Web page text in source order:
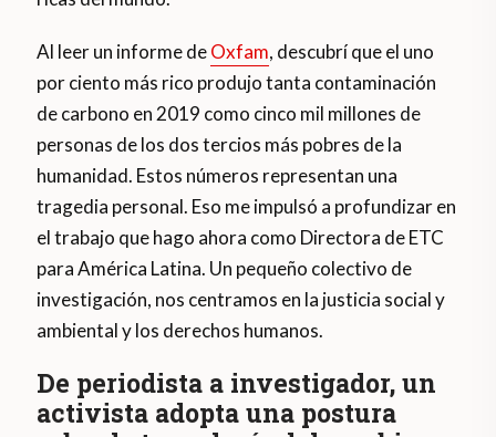
Al leer un informe deOxfam, descubrí que el uno
por ciento más rico produjo tanta contaminación
de carbono en 2019 como cinco mil millones de
personas de los dos tercios más pobres de la
humanidad. Estos números representan una
tragedia personal. Eso me impulsó a profundizar en
el trabajo que hago ahora como Directora de ETC
para América Latina. Un pequeño colectivo de
investigación, nos centramos en la justicia social y
ambiental y los derechos humanos.
De periodista a investigador, un
activista adopta una postura